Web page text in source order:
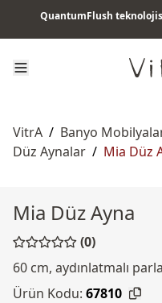
QuantumFlush
VitrA / Banyo
Düz Aynalar / Mia Düz
Mia Düz Ayna
(0)
60 cm, aydınlatmalı
Ürün Kodu: 67810